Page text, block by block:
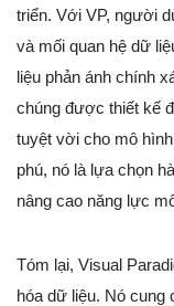
triển. Với VP, người
và mối quan hệ dữ
liệu phản ánh chính
chúng được thiết kế
tuyệt vời cho mô
phú, nó là lựa chọn
nâng cao năng lực
Tóm lại, Visual
hóa dữ liệu. Nó cung